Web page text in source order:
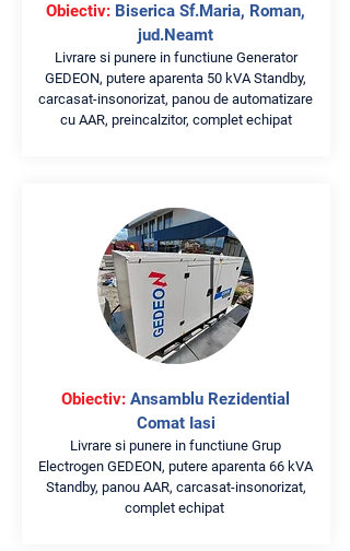
Obiectiv: Biserica Sf.Maria, Roman,
jud.Neamt
Livrare si punere in functiune Generator
GEDEON, putere aparenta 50 kVA Standby,
carcasat-insonorizat, panou de automatizare
cu AAR, preincalzitor, complet echipat
Obiectiv: Ansamblu Rezidential
Comat Iasi
Livrare si punere in functiune Grup
Electrogen GEDEON, putere aparenta 66 kVA
Standby, panou AAR, carcasat-insonorizat,
complet echipat